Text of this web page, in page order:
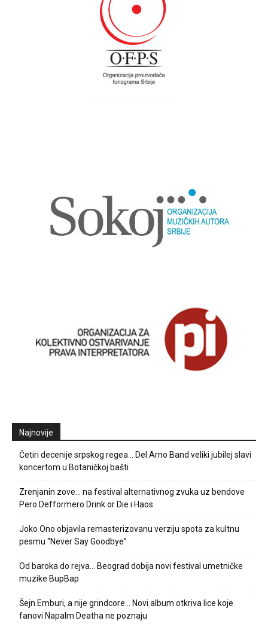
Najnovije
Četiri decenije srpskog regea… Del Arno Band veliki jubilej slavi
koncertom u Botaničkoj bašti
Zrenjanin zove… na festival alternativnog zvuka uz bendove
Pero Defformero Drink or Die i Haos
Joko Ono objavila remasterizovanu verziju spota za kultnu
pesmu “Never Say Goodbye”
Od baroka do rejva… Beograd dobija novi festival umetničke
muzike BupBap
Šejn Emburi, a nije grindcore… Novi album otkriva lice koje
fanovi Napalm Deatha ne poznaju